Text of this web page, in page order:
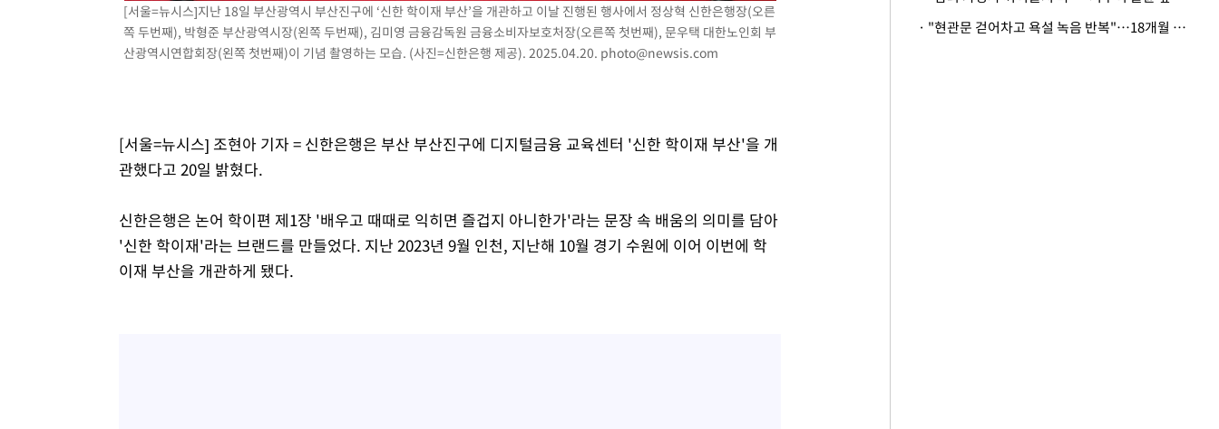
[속보]삼성전자·SK하이닉스 동반 강보합…1%대 상승 출발
[속보]코스닥, 5.95포인트(0.74%) 상승한 807.62개장
[속보]코스피, 6300선 재탈환…1.09% 오른 6365.07 개장
[속보]美, 폴리실리콘 수입 규제…파생제품 15% 관세, 120일 후 발
[서울=뉴시스]지난 18일 부산광역시 부산진구에 ‘신한 학이재 부산’을 개관하고 이날 진행된 행사에서 정상혁 신한은행장(오른
쪽 두번째), 박형준 부산광역시장(왼쪽 두번째), 김미영 금융감독원 금융소비자보호처장(오른쪽 첫번째), 문우택 대한노인회 부
산광역시연합회장(왼쪽 첫번째)이 기념 촬영하는 모습. (사진=신한은행 제공). 2025.04.20. photo@newsis.com
[서울=뉴시스] 조현아 기자 = 신한은행은 부산 부산진구에 디지털금융 교육센터 '신한 학이재 부산'을 개
관했다고 20일 밝혔다.
신한은행은 논어 학이편 제1장 '배우고 때때로 익히면 즐겁지 아니한가'라는 문장 속 배움의 의미를 담아
'신한 학이재'라는 브랜드를 만들었다. 지난 2023년 9월 인천, 지난해 10월 경기 수원에 이어 이번에 학
이재 부산을 개관하게 됐다.
· "현관문 걷어차고 욕설 녹음 반복"…18개월 아기 키우는 집 뒤흔든 '앞집의 비극'